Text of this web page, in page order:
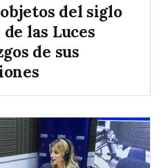
del siglo
las Luces
de sus